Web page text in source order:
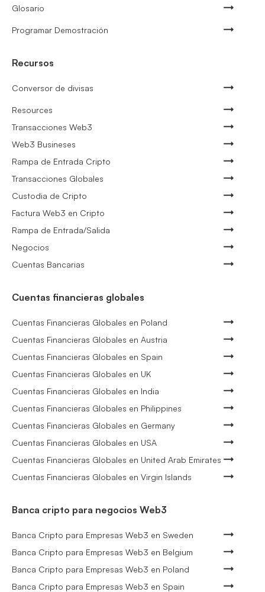
Glosario
Programar Demostración
Recursos
Conversor de divisas
Resources
Transacciones Web3
Web3 Busineses
Rampa de Entrada Cripto
Transacciones Globales
Custodia de Cripto
Factura Web3 en Cripto
Rampa de Entrada/Salida
Negocios
Cuentas Bancarias
Cuentas financieras globales
Cuentas Financieras Globales en Poland
Cuentas Financieras Globales en Austria
Cuentas Financieras Globales en Spain
Cuentas Financieras Globales en UK
Cuentas Financieras Globales en India
Cuentas Financieras Globales en Philippines
Cuentas Financieras Globales en Germany
Cuentas Financieras Globales en USA
Cuentas Financieras Globales en United Arab Emirates
Cuentas Financieras Globales en Virgin Islands
Banca cripto para negocios Web3
Banca Cripto para Empresas Web3 en Sweden
Banca Cripto para Empresas Web3 en Belgium
Banca Cripto para Empresas Web3 en Poland
Banca Cripto para Empresas Web3 en Spain